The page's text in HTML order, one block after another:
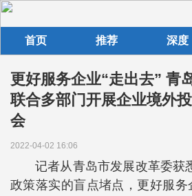
首页 推荐 深度
更好服务企业“走出去” 青
联合多部门开展企业境外
会
2022-04-02 16:06
记者从青岛市发展改革委获
政策落实的盲点堵点，更好服务